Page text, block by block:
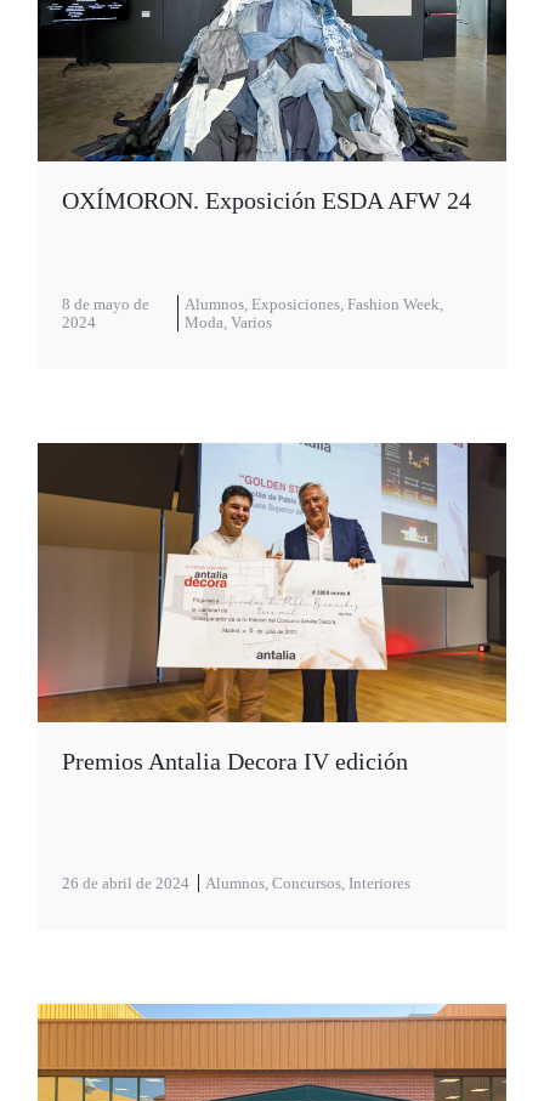
OXÍMORON. Exposición ESDA AFW 24
8 de mayo de
2024
Alumnos, Exposiciones, Fashion Week,
Moda, Varios
Premios Antalia Decora IV edición
26 de abril de 2024 Alumnos, Concursos, Interiores